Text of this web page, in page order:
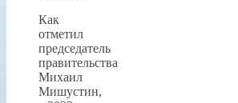
Как
отметил
председатель
правительства
Михаил
Мишустин,